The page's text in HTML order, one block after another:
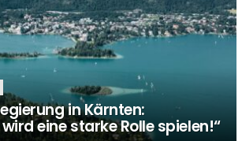
in Kärnten:
eine starke Rolle spielen!“